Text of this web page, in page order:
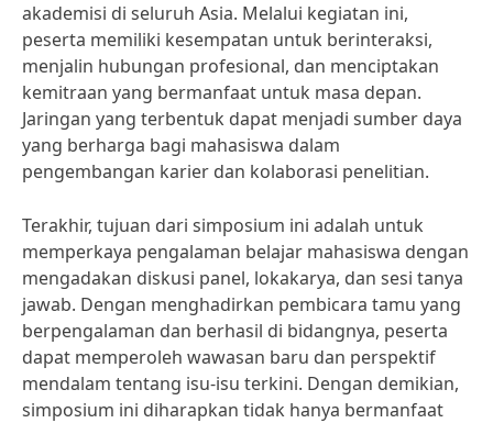
akademisi di seluruh Asia. Melalui kegiatan ini,
peserta memiliki kesempatan untuk berinteraksi,
menjalin hubungan profesional, dan menciptakan
kemitraan yang bermanfaat untuk masa depan.
Jaringan yang terbentuk dapat menjadi sumber daya
yang berharga bagi mahasiswa dalam
pengembangan karier dan kolaborasi penelitian.
Terakhir, tujuan dari simposium ini adalah untuk
memperkaya pengalaman belajar mahasiswa dengan
mengadakan diskusi panel, lokakarya, dan sesi tanya
jawab. Dengan menghadirkan pembicara tamu yang
berpengalaman dan berhasil di bidangnya, peserta
dapat memperoleh wawasan baru dan perspektif
mendalam tentang isu-isu terkini. Dengan demikian,
simposium ini diharapkan tidak hanya bermanfaat